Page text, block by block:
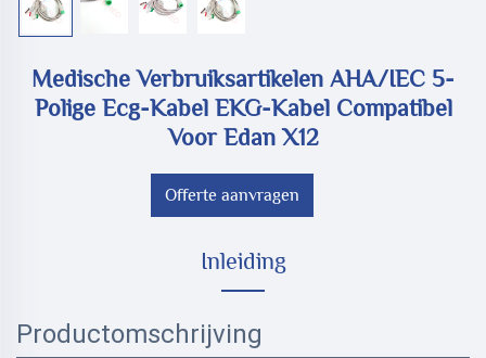
Medische Verbruiksartikelen AHA/IEC 5-
Polige Ecg-Kabel EKG-Kabel Compatibel
Voor Edan X12
Offerte aanvragen
Inleiding
Productomschrijving